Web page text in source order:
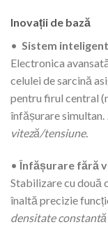
Inovații de bază
• Sistem
Electronica
celulei de sarcină
pentru firul central
înfășurare simultan.
viteză/tensiune.
•Înfășurare fără
Stabilizare cu două
înaltă precizie
densitate